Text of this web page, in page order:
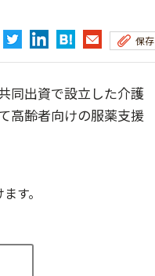
保存
同出資で設立した介護
高齢者向けの服薬支援
す。